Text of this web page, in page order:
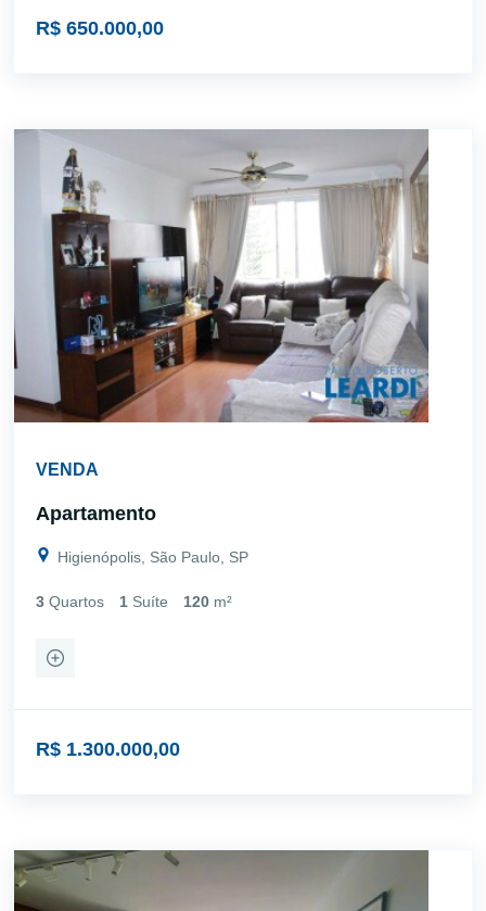
R$ 650.000,00
VENDA
Apartamento
Higienópolis, São Paulo, SP
3 Quartos 1 Suíte 120 m²
R$ 1.300.000,00